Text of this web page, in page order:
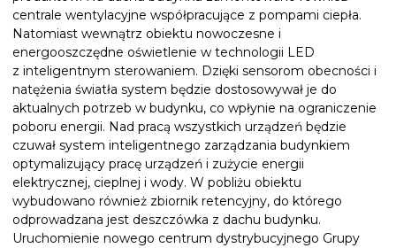
centrale wentylacyjne współpracujące z pompami ciepła.
Natomiast wewnątrz obiektu nowoczesne i
energooszczędne oświetlenie w technologii LED
z inteligentnym sterowaniem. Dzięki sensorom obecności i
natężenia światła system będzie dostosowywał je do
aktualnych potrzeb w budynku, co wpłynie na ograniczenie
poboru energii. Nad pracą wszystkich urządzeń będzie
czuwał system inteligentnego zarządzania budynkiem
optymalizujący pracę urządzeń i zużycie energii
elektrycznej, cieplnej i wody. W pobliżu obiektu
wybudowano również zbiornik retencyjny, do którego
odprowadzana jest deszczówka z dachu budynku.
Uruchomienie nowego centrum dystrybucyjnego Grupy